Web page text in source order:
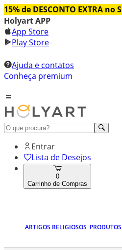
15% de DESCONTO EXTRA no
Holyart APP
App Store
Play Store
Ajuda e contatos
Conheça premium
Entrar
Lista de Desejos
0
Carrinho de Compras
ARTIGOS RELIGIOSOS